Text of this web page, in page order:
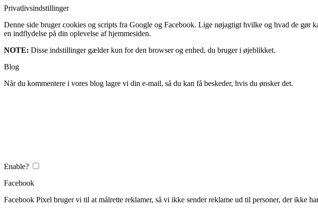
Privatlivsindstillinger
Denne side bruger cookies og scripts fra Google og Facebook. Lige nøjagtigt hvilke og hvad de gør
en indflydelse på din oplevelse af hjemmesiden.
NOTE: Disse indstillinger gælder kun for den browser og enhed, du bruger i øjeblikket.
Blog
Når du kommentere i vores blog lagre vi din e-mail, så du kan få beskeder, hvis du ønsker det.
Enable?
Facebook
Facebook Pixel bruger vi til at målrette reklamer, så vi ikke sender reklame ud til personer, der ikke